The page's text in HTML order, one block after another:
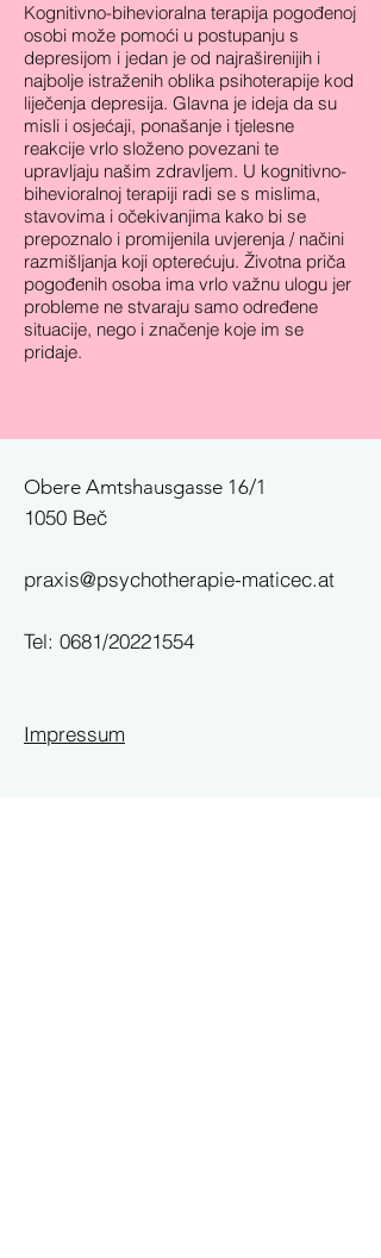
Kognitivno-bihevioralna terapija pogođenoj
osobi može pomoći u postupanju s
depresijom i jedan je od najraširenijih i
najbolje istraženih oblika psihoterapije kod
liječenja depresija. Glavna je ideja da su
misli i osjećaji, ponašanje i tjelesne
reakcije vrlo složeno povezani te
upravljaju našim zdravljem. U kognitivno-
bihevioralnoj terapiji radi se s mislima,
stavovima i očekivanjima kako bi se
prepoznalo i promijenila uvjerenja / načini
razmišljanja koji opterećuju. Životna priča
pogođenih osoba ima vrlo važnu ulogu jer
probleme ne stvaraju samo određene
situacije, nego i značenje koje im se
pridaje.
Obere Amtshausgasse 16/1
1050 Beč
praxis@psychotherapie-maticec.at
Tel: 0681/20221554
Impressum